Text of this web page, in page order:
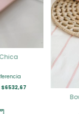
$6532,67